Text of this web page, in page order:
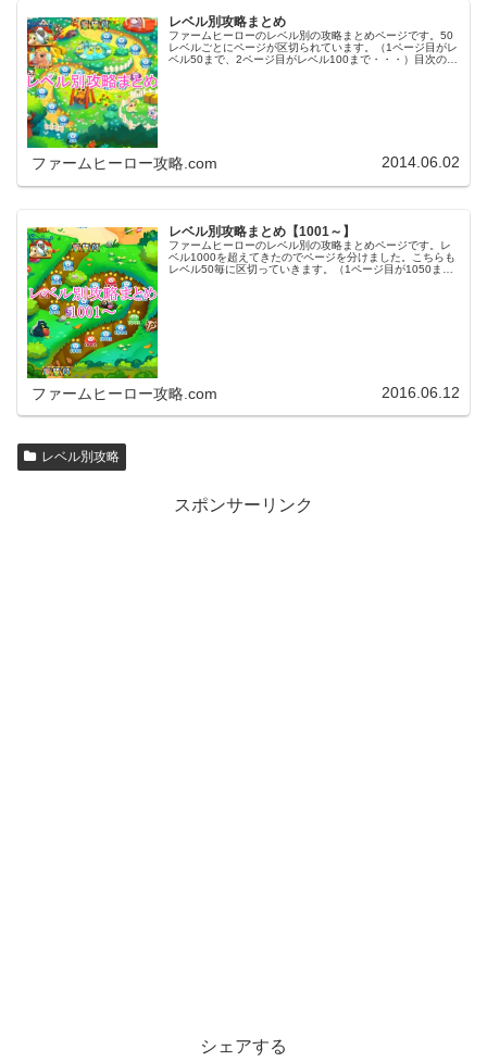
レベル別攻略まとめ
ファームヒーローのレベル別の攻略まとめページです。50
レベルごとにページが区切られています。（1ページ目がレ
ベル50まで、2ページ目がレベル100まで・・・）目次のリ
ファームヒーロー攻略.com 2014.06.02
レベル別攻略まとめ【1001～】
ファームヒーローのレベル別の攻略まとめページです。レ
ベル1000を超えてきたのでページを分けました。こちらも
レベル50毎に区切っていきます。（1ページ目が1050ま
ファームヒーロー攻略.com 2016.06.12
レベル別攻略
スポンサーリンク
シェアする